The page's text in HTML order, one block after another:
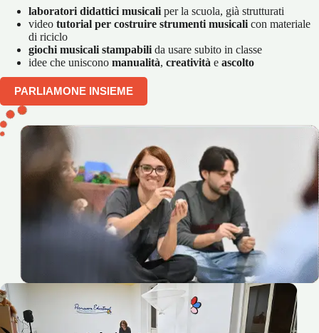
laboratori didattici musicali per la scuola, già strutturati
video tutorial per costruire strumenti musicali con materiale
di riciclo
giochi musicali stampabili da usare subito in classe
idee che uniscono manualità, creatività e ascolto
PARLIAMONE INSIEME